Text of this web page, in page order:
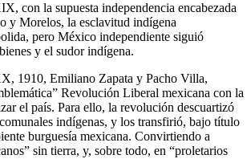
con la supuesta independencia encabezada
y Morelos, la esclavitud indígena
pero México independiente siguió
y el sudor indígena.
1910, Emiliano Zapata y Pacho Villa,
Revolución Liberal mexicana con la
el país. Para ello, la revolución descuartizó
indígenas, y los transfirió, bajo título
burguesía mexicana. Convirtiendo a
sin tierra, y, sobre todo, en “proletarios